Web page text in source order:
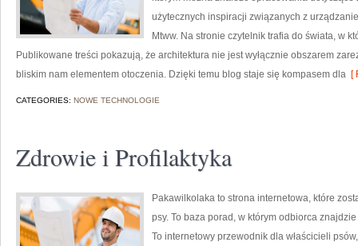
użytecznych inspiracji związanych z
Mtww. Na stronie czytelnik trafia do świata, w
Publikowane treści pokazują, że architektura nie jest wyłącznie obszarem
bliskim nam elementem otoczenia. Dzięki temu blog staje się kompasem dla [
CATEGORIES: NOWE TECHNOLOGIE
Zdrowie i Profilaktyka
Pakawilkolaka to strona internetowa, które
psy. To baza porad, w którym odbiorca
To internetowy przewodnik dla właścicieli